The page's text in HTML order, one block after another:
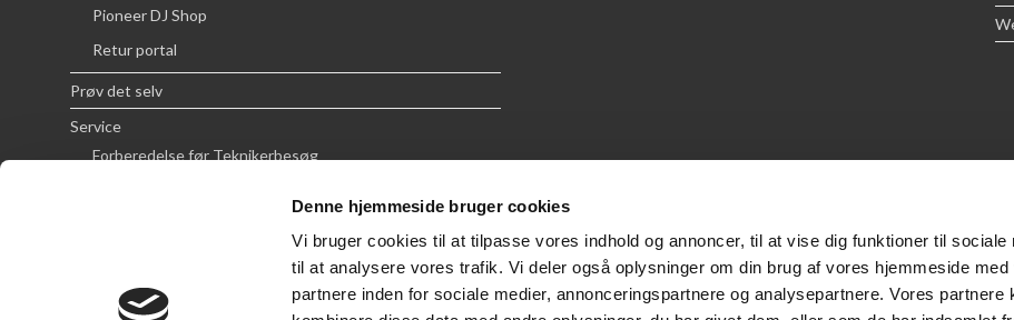
Denne hjemmeside bruger cookies
Vi bruger cookies til at tilpasse vores indhold og annoncer, til at vise dig funktioner til sociale
til at analysere vores trafik. Vi deler også oplysninger om din brug af vores hjemmeside med
partnere inden for sociale medier, annonceringspartnere og analysepartnere. Vores partnere
Pioneer DJ Shop
Retur portal
Prøv det selv
Service
Forberedelse før Teknikerbesøg
Handelsbetingelser